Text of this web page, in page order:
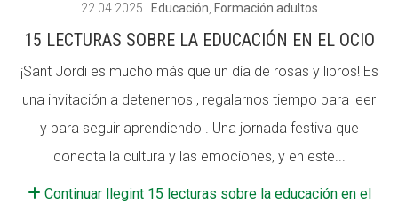
22.04.2025 Educación Formación adultos
15 LECTURAS SOBRE LA EDUCACIÓN EN EL OCIO
¡Sant Jordi es mucho más que un día de rosas y libros! Es
una invitación a detenernos , regalarnos tiempo para leer
y para seguir aprendiendo . Una jornada festiva que
conecta la cultura y las emociones, y en este...
Continuar llegint 15 lecturas sobre la educación en el